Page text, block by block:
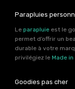
Parapluies
Le parapluie est le
permet d’offrir un
durable à votre
privilégiez le Made
Goodies pas cher